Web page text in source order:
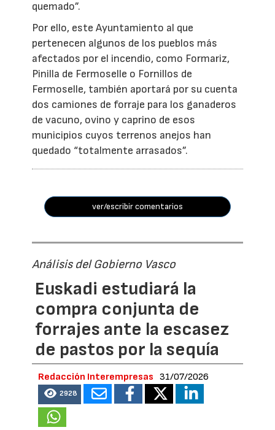
quemado”.
Por ello, este Ayuntamiento al que
pertenecen algunos de los pueblos más
afectados por el incendio, como Formariz,
Pinilla de Fermoselle o Fornillos de
Fermoselle, también aportará por su cuenta
dos camiones de forraje para los ganaderos
de vacuno, ovino y caprino de esos
municipios cuyos terrenos anejos han
quedado “totalmente arrasados”.
ver/escribir comentarios
Análisis del Gobierno Vasco
Euskadi estudiará la
compra conjunta de
forrajes ante la escasez
de pastos por la sequía
Redacción Interempresas 31/07/2026
2928